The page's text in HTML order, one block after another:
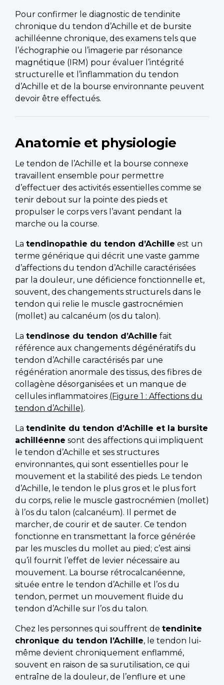
Pour confirmer le diagnostic de tendinite
chronique du tendon d’Achille et de bursite
achilléenne chronique, des examens tels que
l’échographie ou l’imagerie par résonance
magnétique (IRM) pour évaluer l’intégrité
structurelle et l’inflammation du tendon
d’Achille et de la bourse environnante peuvent
devoir être effectués.
Anatomie et physiologie
Le tendon de l’Achille et la bourse connexe
travaillent ensemble pour permettre
d’effectuer des activités essentielles comme se
tenir debout sur la pointe des pieds et
propulser le corps vers l’avant pendant la
marche ou la course.
La tendinopathie du tendon d’Achille est un
terme générique qui décrit une vaste gamme
d’affections du tendon d’Achille caractérisées
par la douleur, une déficience fonctionnelle et,
souvent, des changements structurels dans le
tendon qui relie le muscle gastrocnémien
(mollet) au calcanéum (os du talon).
La tendinose du tendon d’Achille fait
référence aux changements dégénératifs du
tendon d’Achille caractérisés par une
régénération anormale des tissus, des fibres de
collagène désorganisées et un manque de
cellules inflammatoires (Figure 1 : Affections du
tendon d’Achille).
La tendinite du tendon d’Achille et la bursite
achilléenne sont des affections qui impliquent
le tendon d’Achille et ses structures
environnantes, qui sont essentielles pour le
mouvement et la stabilité des pieds. Le tendon
d’Achille, le tendon le plus gros et le plus fort
du corps, relie le muscle gastrocnémien (mollet)
à l’os du talon (calcanéum). Il permet de
marcher, de courir et de sauter. Ce tendon
fonctionne en transmettant la force générée
par les muscles du mollet au pied; c’est ainsi
qu’il fournit l’effet de levier nécessaire au
mouvement. La bourse rétrocalcanéenne,
située entre le tendon d’Achille et l’os du
tendon, permet un mouvement fluide du
tendon d’Achille sur l’os du talon.
Chez les personnes qui souffrent de tendinite
chronique du tendon l’Achille, le tendon lui-
même devient chroniquement enflammé,
souvent en raison de sa surutilisation, ce qui
entraîne de la douleur, de l’enflure et une